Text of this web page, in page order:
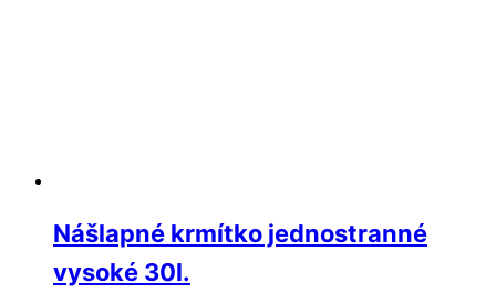
Nášlapné krmítko jednostranné
vysoké 30l.